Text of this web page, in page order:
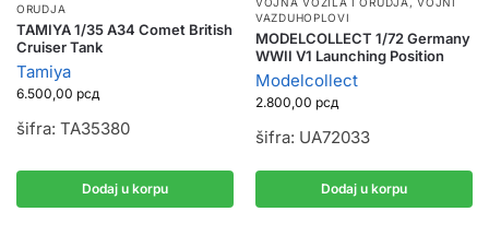
ORUDJA
TAMIYA 1/35 A34 Comet British
Cruiser Tank
Tamiya
6.500,00 рсд
šifra: TA35380
Dodaj u korpu
VAZDUHOPLOVI
MODELCOLLECT 1/72 Germany
WWII V1 Launching Position
Modelcollect
2.800,00 рсд
šifra: UA72033
Dodaj u korpu